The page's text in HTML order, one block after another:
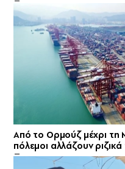
Από το Ορμούζ μέχρι
πόλεμοι αλλάζουν